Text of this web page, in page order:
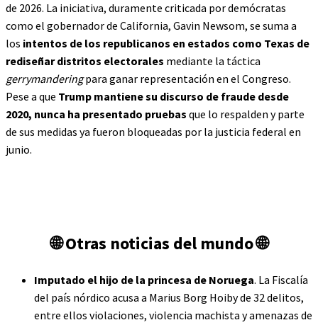
de 2026. La iniciativa, duramente criticada por demócratas
como el gobernador de California, Gavin Newsom, se suma a
los intentos de los republicanos en estados como Texas de
rediseñar distritos electorales mediante la táctica
gerrymanderingpara ganar representación en el Congreso.
Pese a que Trump mantiene su discurso de fraude desde
2020, nunca ha presentado pruebas que lo respalden y parte
de sus medidas ya fueron bloqueadas por la justicia federal en
junio.
🌐 Otras noticias del mundo 🌐
Imputado el hijo de la princesa de Noruega. La Fiscalía
del país nórdico acusa a Marius Borg Hoiby de 32 delitos,
entre ellos violaciones, violencia machista y amenazas de